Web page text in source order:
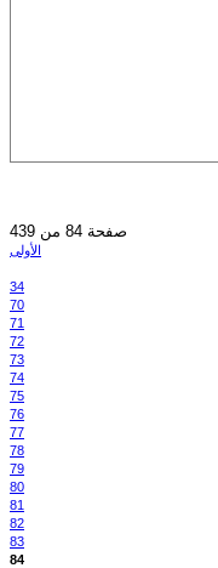
صفحة 84 من 439
الأولى
34
70
71
72
73
74
75
76
77
78
79
80
81
82
83
84